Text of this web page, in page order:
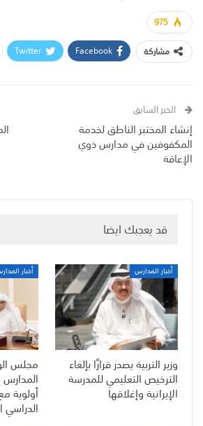
975
مشاركة
Facebook
Twitter
الخبر السابق
إنشاء المختبر الناطق لخدمة
المكفوفين في مدارس ذوي
الإعاقة
قد يعجبك ايضا
أخبار المدارس
وزير التربية يصدر قرارًا بإلغاء
الترخيص التعليمي للمدرسة
الإيرانية وإغلاقها
أخبار
مجلس
المدارس
أولوية
الدراسي